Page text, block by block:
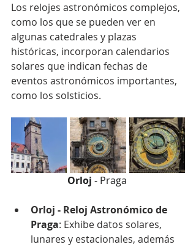
Los relojes astronómicos complejos,
como los que se pueden ver en
algunas catedrales y plazas
históricas, incorporan calendarios
solares que indican fechas de
eventos astronómicos importantes,
como los solsticios.
Orloj - Praga
Orloj - Reloj Astronómico de
Praga: Exhibe datos solares,
lunares y estacionales, además